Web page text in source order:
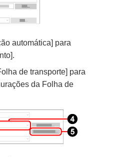
automática] para
de transporte] para
da Folha de